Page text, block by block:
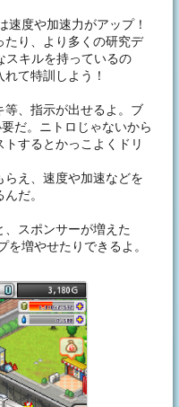
度や加速力がアップ！
たり、より多くの研究デ
スキルを持っているの
て特訓しよう！
、指示が出せるよ。ブ
だ。ニトロじゃないから
するとかっこよくドリ
え、速度や加速などを
だ。
スポンサーが増えた
を増やせたりできるよ。